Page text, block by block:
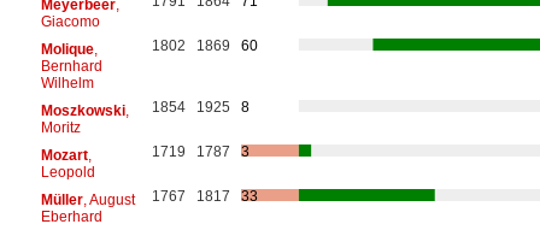
Meyerbeer,
Giacomo
Molique,
Bernhard
Wilhelm
1802 1869 60
Moszkowski,
Moritz
1854 1925 8
Mozart,
Leopold
1719 1787 3
Müller, August
Eberhard
1767 1817 33